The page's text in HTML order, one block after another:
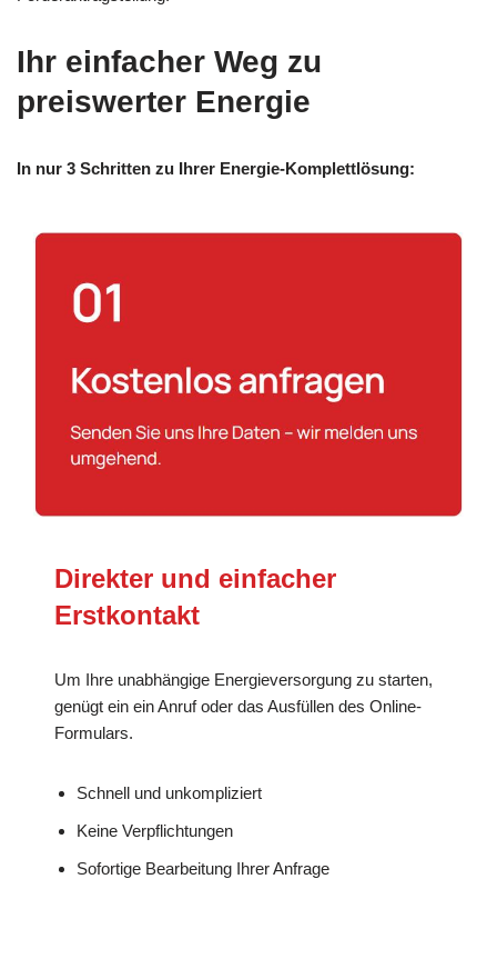
Ihr einfacher Weg zu
preiswerter Energie
In nur 3 Schritten zu Ihrer Energie-Komplettlösung:
Direkter und einfacher
Erstkontakt
Um Ihre unabhängige Energieversorgung zu starten,
genügt ein ein Anruf oder das Ausfüllen des Online-
Formulars.
Schnell und unkompliziert
Keine Verpflichtungen
Sofortige Bearbeitung Ihrer Anfrage